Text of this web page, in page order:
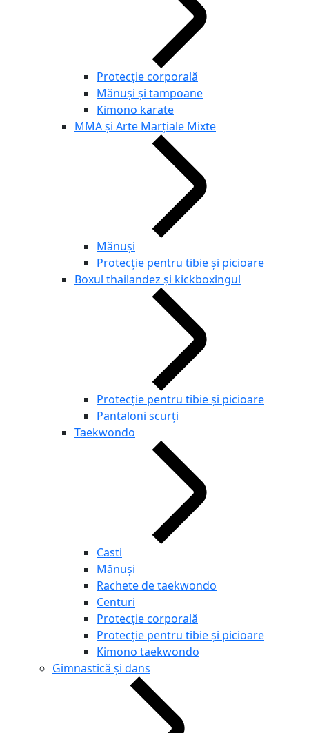
Protecție corporală
Mănuși și tampoane
Kimono karate
MMA și Arte Marțiale Mixte
Mănuși
Protecție pentru tibie și picioare
Boxul thailandez și kickboxingul
Protecție pentru tibie și picioare
Pantaloni scurți
Taekwondo
Casti
Mănuși
Rachete de taekwondo
Centuri
Protecție corporală
Protecție pentru tibie și picioare
Kimono taekwondo
Gimnastică și dans